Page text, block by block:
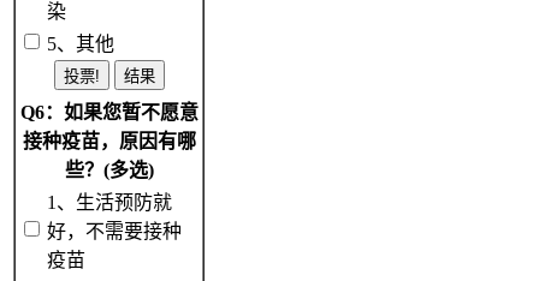
染
5、其他
Q6：如果您暂不愿意
接种疫苗，原因有哪
些？(多选)
1、生活预防就
好，不需要接种
疫苗